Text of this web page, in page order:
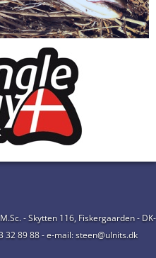
- Skytten 116, Fiskergaarden - DK-
32 89 88 - e-mail: steen@ulnits.dk